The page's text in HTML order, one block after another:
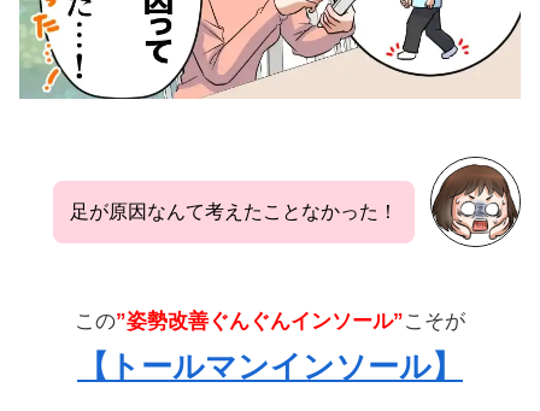
足が原因なんて考えたことなかった！
この”姿勢改善ぐんぐんインソール”こそが
【トールマンインソール】